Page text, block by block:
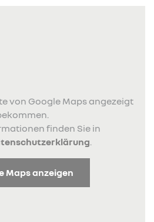
von Google Maps angezeigt
finden Sie in
.
Maps anzeigen